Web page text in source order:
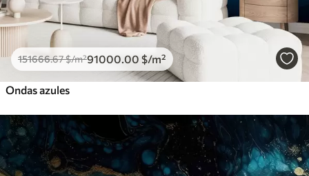
151666.67$/m²91000 .00 $/m²
Ondas azules